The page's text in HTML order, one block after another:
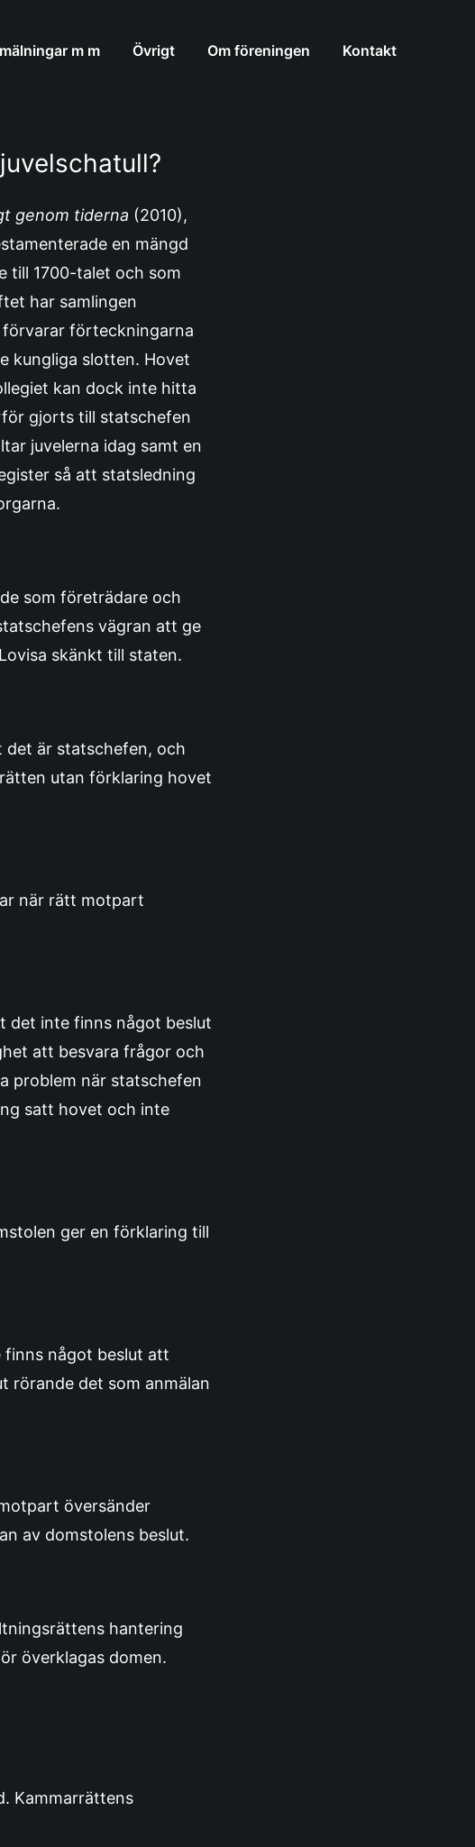
m m Övrigt Om föreningen Kontakt
genom tiderna (2010),
en mängd
till 1700-talet och som
har samlingen
förteckningarna
kungliga slotten. Hovet
kan dock inte hitta
gjorts till statschefen
juvelerna idag samt en
så att statsledning
som företrädare och
vägran att ge
skänkt till staten.
det är statschefen, och
utan förklaring hovet
när rätt motpart
det inte finns något beslut
att besvara frågor och
problem när statschefen
satt hovet och inte
ger en förklaring till
finns något beslut att
rörande det som anmälan
översänder
av domstolens beslut.
hantering
överklagas domen.
Kammarrättens